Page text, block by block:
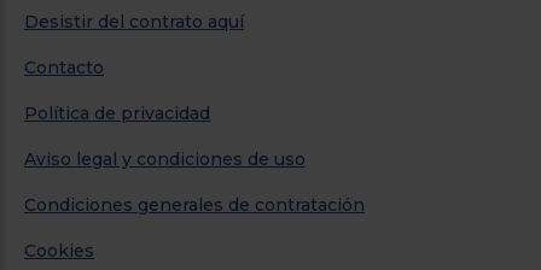
Desistir del contrato aquí
Contacto
Política de privacidad
Aviso legal y condiciones de uso
Condiciones generales de contratación
Cookies